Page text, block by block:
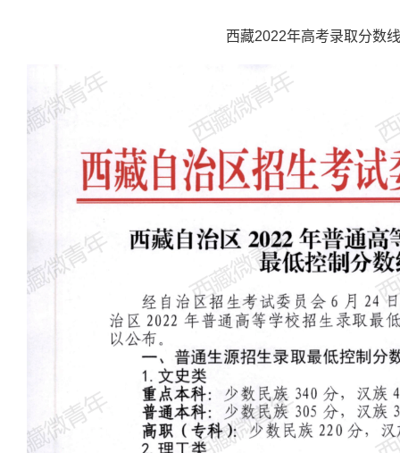
西藏2022年高考录取分数